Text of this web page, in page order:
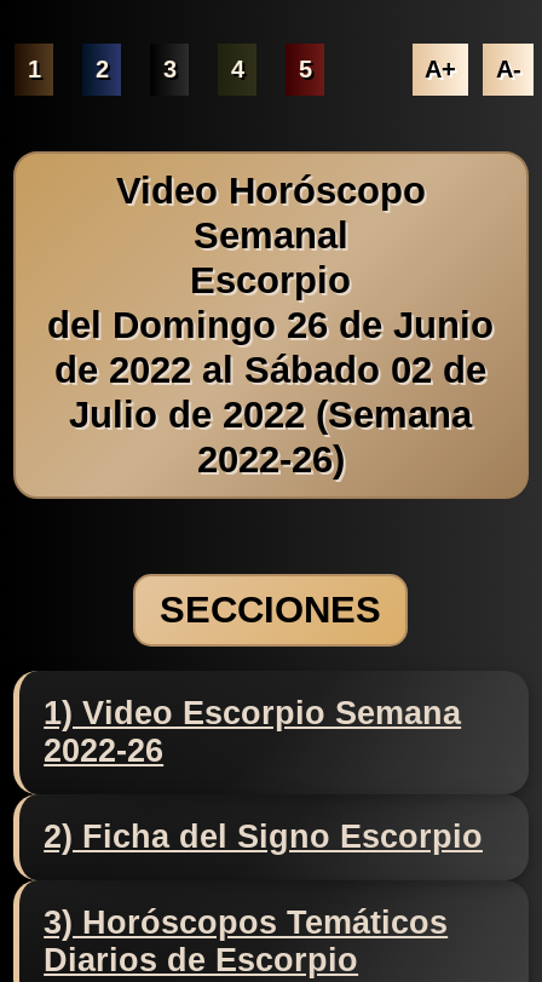
1 2 3 4 5 A+ A-
Video Horóscopo
Semanal
Escorpio
del Domingo 26 de Junio
de 2022 al Sábado 02 de
Julio de 2022 (Semana
2022-26)
SECCIONES
1) Video Escorpio Semana
2022-26
2) Ficha del Signo Escorpio
3) Horóscopos Temáticos
Diarios de Escorpio